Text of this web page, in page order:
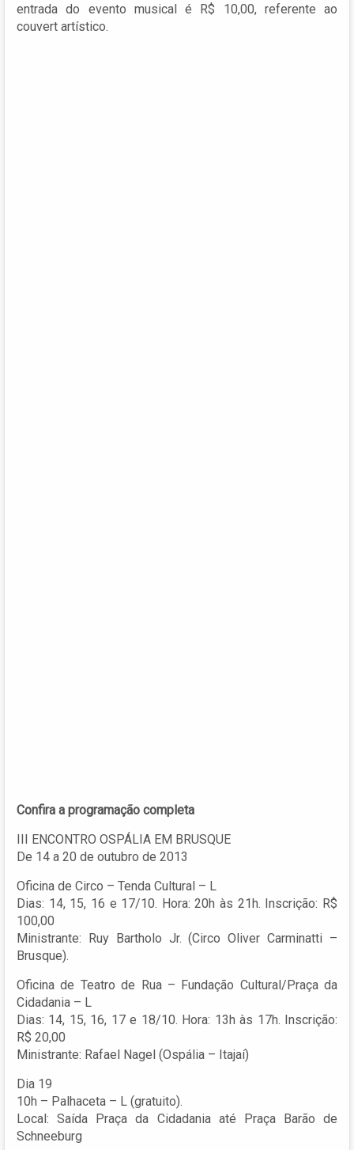
entrada do evento musical é R$ 10,00, referente ao
couvert artístico.
Confira a programação completa
III ENCONTRO OSPÁLIA EM BRUSQUE
De 14 a 20 de outubro de 2013
Oficina de Circo – Tenda Cultural – L
Dias: 14, 15, 16 e 17/10. Hora: 20h às 21h. Inscrição: R$
100,00
Ministrante: Ruy Bartholo Jr. (Circo Oliver Carminatti –
Brusque).
Oficina de Teatro de Rua – Fundação Cultural/Praça da
Cidadania – L
Dias: 14, 15, 16, 17 e 18/10. Hora: 13h às 17h. Inscrição:
R$ 20,00
Ministrante: Rafael Nagel (Ospália – Itajaí)
Dia 19
10h – Palhaceta – L (gratuito).
Local: Saída Praça da Cidadania até Praça Barão de
Schneeburg